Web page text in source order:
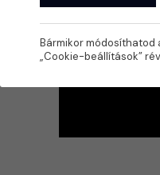
Bármikor módosíthatod
„Cookie-beállítások”